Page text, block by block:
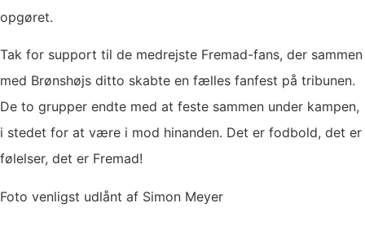
opgøret.
Tak for support til de medrejste Fremad-fans, der sammen
med Brønshøjs ditto skabte en fælles fanfest på tribunen.
De to grupper endte med at feste sammen under kampen,
i stedet for at være i mod hinanden. Det er fodbold, det er
følelser, det er Fremad!
Foto venligst udlånt af Simon Meyer